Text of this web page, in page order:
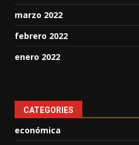
marzo 2022
febrero 2022
enero 2022
CATEGORIES
económica